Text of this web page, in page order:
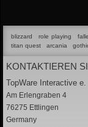
blizzard role playing
titan quest
arcania
KONTAKTIEREN
TopWare Interactive e.
Am Erlengraben 4
76275 Ettlingen
Germany